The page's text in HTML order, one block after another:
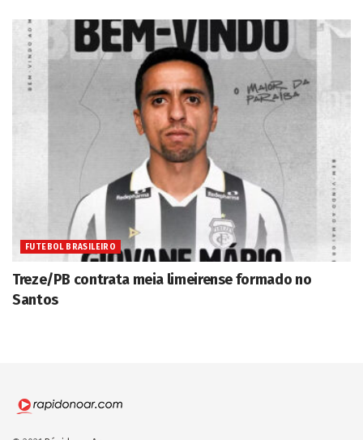
FUTEBOL BRASILEIRO
Treze/PB contrata meia limeirense formado no
Santos